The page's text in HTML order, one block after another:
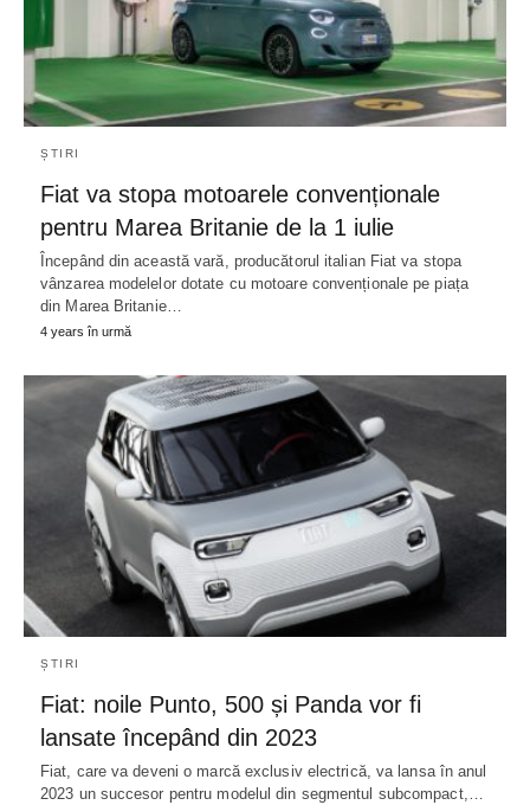
ȘTIRI
Fiat va stopa motoarele convenționale
pentru Marea Britanie de la 1 iulie
Începând din această vară, producătorul italian Fiat va stopa
vânzarea modelelor dotate cu motoare convenționale pe piața
din Marea Britanie…
4 years în urmă
ȘTIRI
Fiat: noile Punto, 500 și Panda vor fi
lansate începând din 2023
Fiat, care va deveni o marcă exclusiv electrică, va lansa în anul
2023 un succesor pentru modelul din segmentul subcompact,…